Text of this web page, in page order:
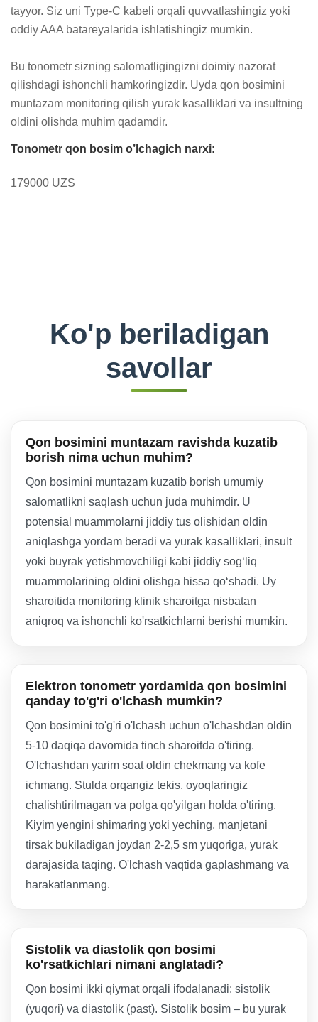
tayyor. Siz uni Type-C kabeli orqali quvvatlashingiz yoki
oddiy AAA batareyalarida ishlatishingiz mumkin.
Bu tonometr sizning salomatligingizni doimiy nazorat
qilishdagi ishonchli hamkoringizdir. Uyda qon bosimini
muntazam monitoring qilish yurak kasalliklari va insultning
oldini olishda muhim qadamdir.
Tonometr qon bosim o’lchagich narxi:
179000 UZS
Ko'p beriladigan
savollar
Qon bosimini muntazam ravishda kuzatib
borish nima uchun muhim?
Qon bosimini muntazam kuzatib borish umumiy
salomatlikni saqlash uchun juda muhimdir. U
potensial muammolarni jiddiy tus olishidan oldin
aniqlashga yordam beradi va yurak kasalliklari, insult
yoki buyrak yetishmovchiligi kabi jiddiy sog‘liq
muammolarining oldini olishga hissa qo‘shadi. Uy
sharoitida monitoring klinik sharoitga nisbatan
aniqroq va ishonchli ko'rsatkichlarni berishi mumkin.
Elektron tonometr yordamida qon bosimini
qanday to'g'ri o'lchash mumkin?
Qon bosimini to'g'ri o'lchash uchun o'lchashdan oldin
5-10 daqiqa davomida tinch sharoitda o'tiring.
O'lchashdan yarim soat oldin chekmang va kofe
ichmang. Stulda orqangiz tekis, oyoqlaringiz
chalishtirilmagan va polga qo'yilgan holda o'tiring.
Kiyim yengini shimaring yoki yeching, manjetani
tirsak bukiladigan joydan 2-2,5 sm yuqoriga, yurak
darajasida taqing. O'lchash vaqtida gaplashmang va
harakatlanmang.
Sistolik va diastolik qon bosimi
ko'rsatkichlari nimani anglatadi?
Qon bosimi ikki qiymat orqali ifodalanadi: sistolik
(yuqori) va diastolik (past). Sistolik bosim – bu yurak